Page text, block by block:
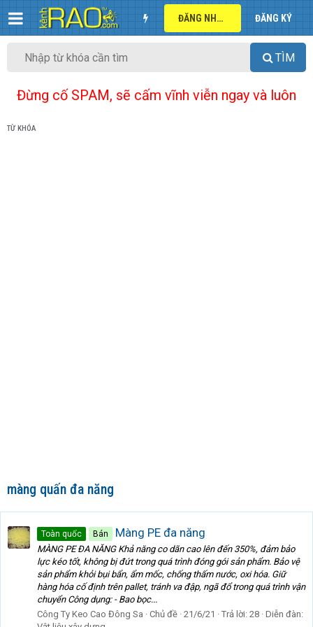
ĐĂNG NHẬP ĐĂNG KÝ
TÌM
Đừng cố SPAM, sẽ cấm vĩnh viễn ngay và luôn
TỪ KHÓA
màng quấn đa năng
Toàn quốc Bán Màng PE đa năng
MÀNG PE ĐA NĂNG Khả năng co dãn cao lên đến 350%, đảm bảo
lực kéo tốt, không bị đứt trong quá trình đóng gói sản phẩm. Bảo vệ
sản phẩm khỏi bụi bẩn, ẩm mốc, chống thấm nước, oxi hóa. Giữ
hàng hóa cố định trên pallet, tránh va đập, ngã đổ trong quá trình vận
chuyển Công dụng: - Bao bọc...
Công Ty Keo Cao Đông Sa
Chủ đề 21/6/21 Trả lời: 28 Diễn đàn: